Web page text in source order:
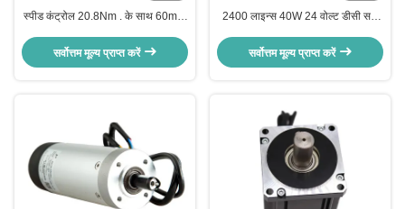
स्पीड कंट्रोल 20.8Nm . के साथ 60mm
सर्वोत्तम मूल्य प्राप्त करें
2400 लाइन्स 40W 24 वोल्ट डीसी सर्वो
सर्वोत्तम मूल्य प्राप्त करें